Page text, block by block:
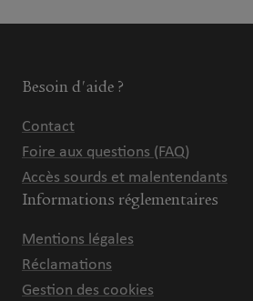
Besoin d'aide ?
Contact
Foire aux questions (FAQ)
Accès sourds et malentendants
Informations réglementaires
Mentions légales
Réclamations
Gestion des cookies